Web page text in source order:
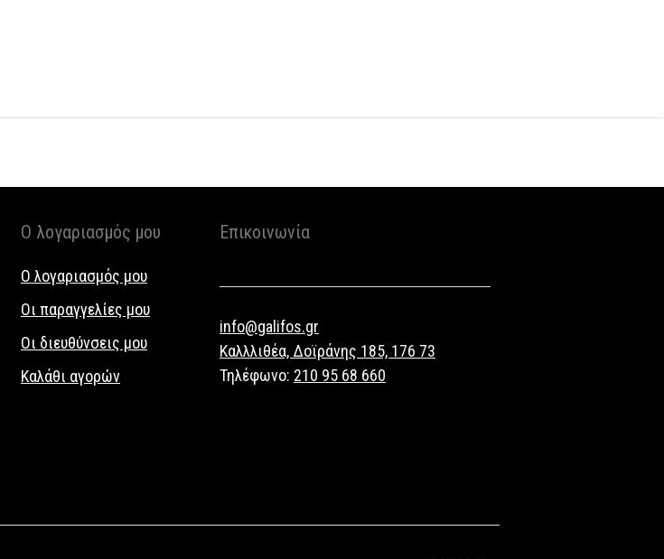
Ο λογαριασμός μου
Ο λογαριασμός μου
Οι παραγγελίες μου
Οι διευθύνσεις μου
Καλάθι αγορών
Επικοινωνία
info@galifos.gr
Καλλλιθέα, Δοϊράνης 185, 176 73
Τηλέφωνο: 210 95 68 660